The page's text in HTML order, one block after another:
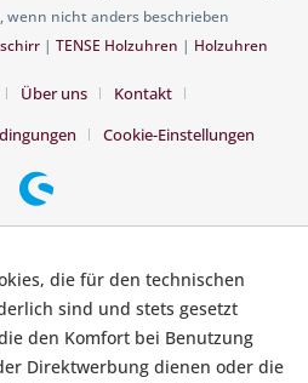
wenn nicht anders beschrieben
| TENSE Holzuhren | Holzuhren
Über uns
Kontakt
Cookie-Einstellungen
die für den technischen
sind und stets gesetzt
den Komfort bei Benutzung
Direktwerbung dienen oder die